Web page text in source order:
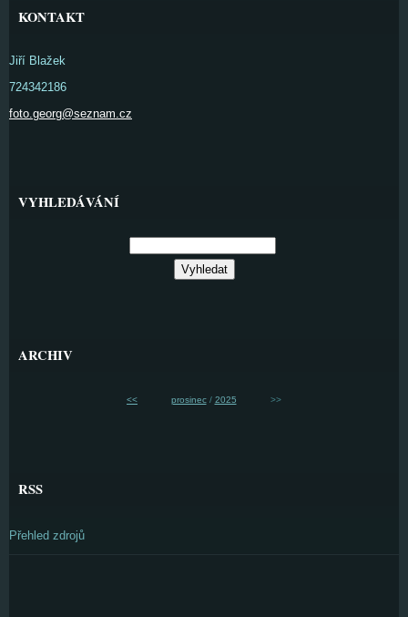
KONTAKT
Jiří Blažek
724342186
foto.georg@seznam.cz
VYHLEDÁVÁNÍ
ARCHIV
<< prosinec/ 2025 >>
RSS
Přehled zdrojů